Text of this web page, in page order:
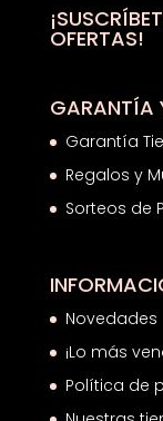
OFERTAS!
GARANTÍA
Garantía
Regalos y
Sorteos de
Novedades
¡Lo más
Política de